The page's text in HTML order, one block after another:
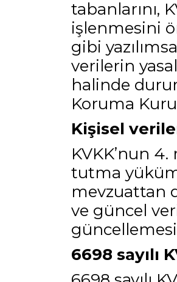
tabanlarını,
işlenmesini
gibi
verilerin
halinde
Koruma
Kişisel
KVKK’nun
tutma
mevzuattan
ve güncel
6698 sayılı